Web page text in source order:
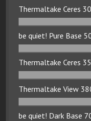
Thermaltake Ceres
be quiet! Pure Base
Thermaltake Ceres
Thermaltake View
be quiet! Dark Base